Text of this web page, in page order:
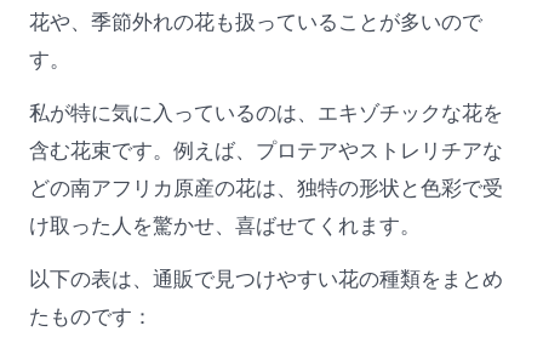
花や、季節外れの花も扱っていることが多いので
す。
私が特に気に入っているのは、エキゾチックな花を
含む花束です。例えば、プロテアやストレリチアな
どの南アフリカ原産の花は、独特の形状と色彩で受
け取った人を驚かせ、喜ばせてくれます。
以下の表は、通販で見つけやすい花の種類をまとめ
たものです：